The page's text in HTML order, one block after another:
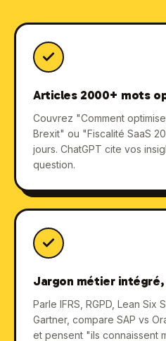
Articles 2000+ mots
Couvrez "Comment
Brexit" ou "Fiscalité SaaS
jours. ChatGPT cite vos
question.
Jargon métier
Parle IFRS, RGPD, Lean Six
Gartner, compare SAP vs
et pensent "ils connaissent